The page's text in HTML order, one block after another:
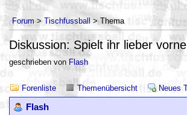
Forum > Tischfussball > Thema
Diskussion: Spielt ihr lieber
geschrieben von Flash
Forenliste Themenübersicht Neues
Flash